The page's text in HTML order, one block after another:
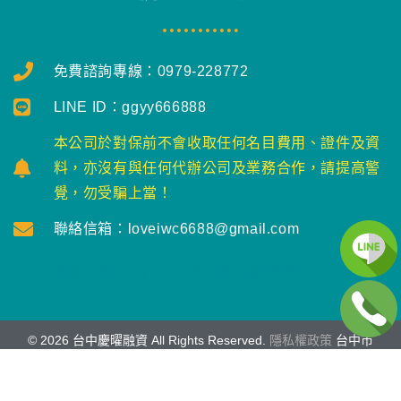
免費諮詢專線：0979-228772
LINE ID：ggyy666888
本公司於對保前不會收取任何名目費用、證件及資
料，亦沒有與任何代辦公司及業務合作，請提高警
覺，勿受騙上當！
聯絡信箱：loveiwc6688@gmail.com
© 2026 台中慶曜融資 All Rights Reserved. 隱私權政策 台中市